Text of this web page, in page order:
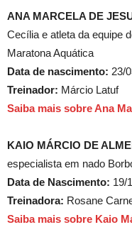
ANA MARCELA DE
Cecília e atleta da equipe
Maratona Aquática
Data de nascimento: 23/
Treinador: Márcio Latuf
Saiba mais sobre Ana
KAIO MÁRCIO DE
especialista em nado
Data de Nascimento: 19/
Treinadora: Rosane
Saiba mais sobre Kaio